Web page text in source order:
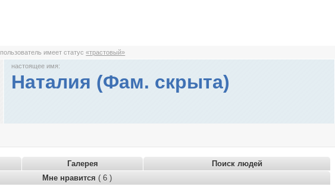
пользователь имеет статус«трастовый»
настоящее имя:
Наталия (Фам. скрыта)
Галерея
Поиск людей
Мне нравится ( 6 )